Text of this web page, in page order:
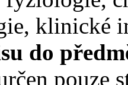
klinické
do
pouze